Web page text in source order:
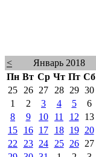
<
Январь 2018
Пн Вт Ср Чт Пт Сб
25
26 27 28 29 30
1
2 3 4 5 6
8
9 10 11 12 13
15
16 17 18 19 20
22
23 24 25 26 27